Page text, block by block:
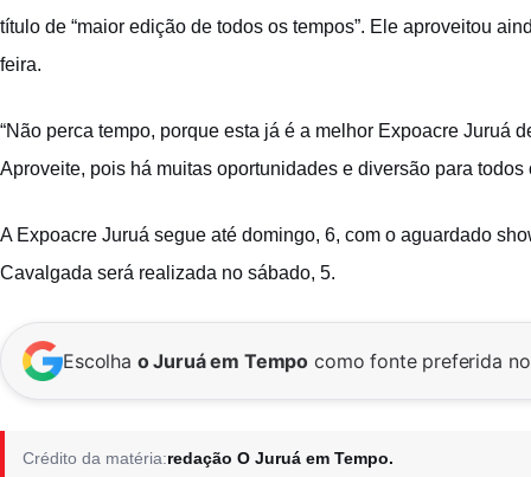
título de “maior edição de todos os tempos”. Ele aproveitou
feira.
“Não perca tempo, porque esta já é a melhor Expoacre
Aproveite, pois há muitas oportunidades e diversão para
A Expoacre Juruá segue até domingo, 6, com o aguardado
Cavalgada será realizada no sábado, 5.
Escolha o Juruá em Tempo como fonte preferida
Crédito da matéria:redação O Juruá em Tempo.